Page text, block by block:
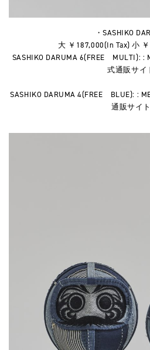
・SASHIKO
大 ￥187,000(In Tax) 小
SASHIKO DARUMA 6(FREE MULTI): :
式通販サイ
SASHIKO DARUMA 4(FREE BLUE): :
通販サイト